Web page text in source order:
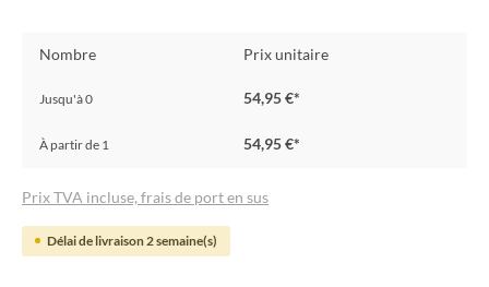
Nombre Prix unitaire
Jusqu'à0 54,95 €*
À partir de 1 54,95 €*
Prix TVA incluse, frais de port en sus
Délai de livraison 2 semaine(s)